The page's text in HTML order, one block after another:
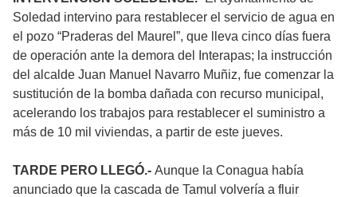
Soledad intervino para restablecer el servicio de agua en
el pozo “Praderas del Maurel”, que lleva cinco días fuera
de operación ante la demora del Interapas; la instrucción
del alcalde Juan Manuel Navarro Muñiz, fue comenzar la
sustitución de la bomba dañada con recurso municipal,
acelerando los trabajos para restablecer el suministro a
más de 10 mil viviendas, a partir de este jueves.
TARDE PERO LLEGÓ.- Aunque la Conagua había
anunciado que la cascada de Tamul volvería a fluir